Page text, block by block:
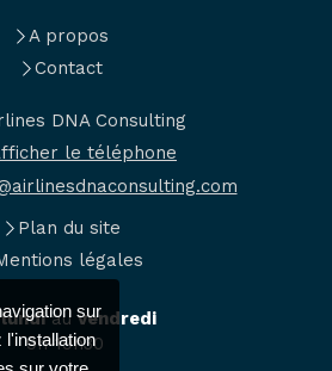
A propos
Contact
DNA Consulting
le téléphone
Plan du site
légales
lundiauvendredi
9h-19h30
sur